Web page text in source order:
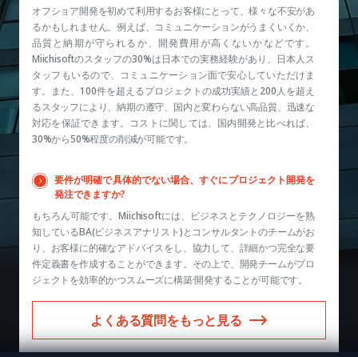
オフショア開発を初めて利用するお客様にとって、様々な不安があ
るかもしれません。例えば、コミュニケーションがうまくいくか、
品質と納期が守られるか、開発費用が高くないかなどです。
Miichisoftのスタッフの30%は日本での実務経験があり、日本人ス
タッフもいるので、コミュニケーション面で安心していただけま
す。また、100件を超えるプロジェクトの成功実績と200人を超え
るスタッフにより、納期の遵守、国内と変わらない高品質、迅速な
対応を保証できます。コストに関しては、国内開発と比べれば、
30%から50%程度の削減が可能です。
要件が明確で具体的でない場合、すぐにプロジェクト開発を
発注できますか?
もちろん可能です。Miichisoftには、ビジネスとテクノロジーを熟
知しているBA(ビジネスアナリスト)とコンサルタントのチームがお
り、お客様に的確なアドバイスをし、協力して、詳細かつ完全な要
件定義書を作成することができます。その上で、開発チームがプロ
ジェクトを効率的かつスムーズに構築·開発することが可能です。
よくある質問をもっと見る